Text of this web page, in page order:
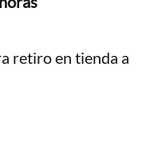
retiro en tienda a